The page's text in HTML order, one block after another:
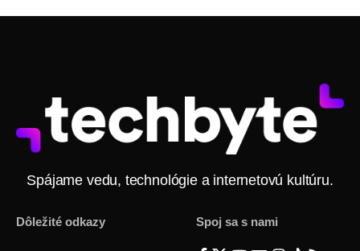
Spájame vedu, technológie a internetovú kultúru.
Dôležité odkazy Spoj sa s nami